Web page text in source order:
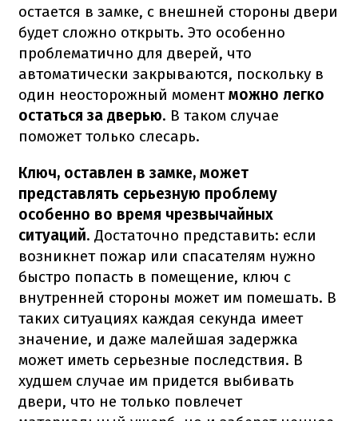
остается в замке, с внешней стороны двери
будет сложно открыть. Это особенно
проблематично для дверей, что
автоматически закрываются, поскольку в
один неосторожный моментможно легко
остаться за дверью. В таком случае
поможет только слесарь.
Ключ, оставлен в замке, может
представлять серьезную проблему
особенно во время чрезвычайных
ситуаций. Достаточно представить: если
возникнет пожар или спасателям нужно
быстро попасть в помещение, ключ с
внутренней стороны может им помешать. В
таких ситуациях каждая секунда имеет
значение, и даже малейшая задержка
может иметь серьезные последствия. В
худшем случае им придется выбивать
двери, что не только повлечет